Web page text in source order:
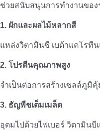
ช่วยสนับสนุนการทำงานขอ
1. ผักและผลไม้หลากสี
แหล่งวิตามินซี เบต้าแคโรที
2. โปรตีนคุณภาพสูง
จำเป็นต่อการสร้างเซลล์ภูมิ
3. ธัญพืชเต็มเมล็ด
อุดมไปด้วยไฟเบอร์ วิตามิน